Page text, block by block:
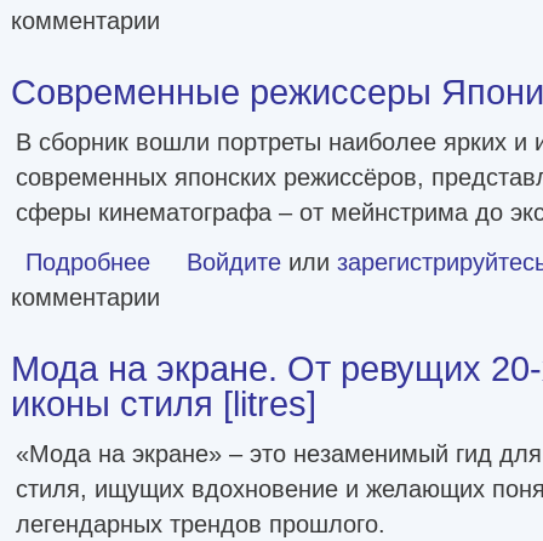
комментарии
Современные режиссеры
В сборник вошли портреты наиболее ярких и
современных японских режиссёров,
сферы кинематографа – от мейнстрима до
Подробнее о Современные режиссеры Японии [litres]
Войдите или
комментарии
Мода на экране. От ревущих
иконы стиля [litres]
«Мода на экране» – это незаменимый гид
стиля, ищущих вдохновение и желающих
легендарных трендов прошлого.